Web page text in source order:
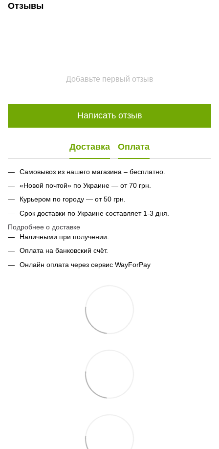
Отзывы
Добавьте первый отзыв
Написать отзыв
Доставка Оплата
Самовывоз из нашего магазина – бесплатно.
«Новой почтой» по Украине — от 70 грн.
Курьером по городу — от 50 грн.
Срок доставки по Украине составляет 1-3 дня.
Подробнее о доставке
Наличными при получении.
Оплата на банковский счёт.
Онлайн оплата через сервис WayForPay